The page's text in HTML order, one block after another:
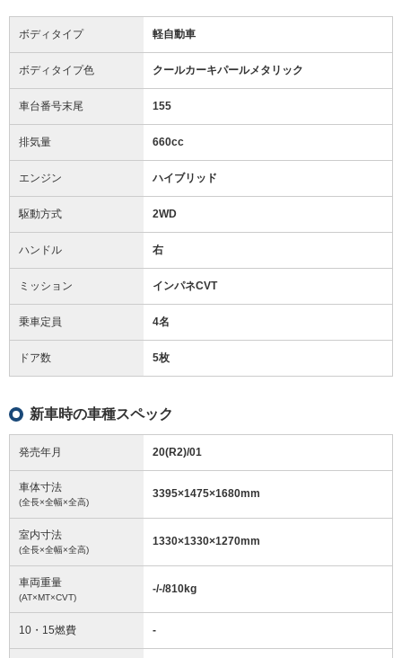
ボディタイプ 軽自動車
ボディタイプ色 クールカーキパールメタリック
車台番号末尾 155
排気量 660cc
エンジン ハイブリッド
駆動方式 2WD
ハンドル 右
ミッション インパネCVT
乗車定員 4名
ドア数 5枚
新車時の車種スペック
発売年月 20(R2)/01
車体寸法
(全長×全幅×全高)
3395×1475×1680mm
室内寸法
(全長×全幅×全高)
1330×1330×1270mm
車両重量
(AT×MT×CVT)
-/-/810kg
10・15燃費 -